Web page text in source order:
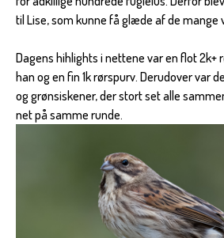
til Lise, som kunne få glæde af de mange
Dagens hihlights i nettene var en flot 2k+
han og en fin 1k rørspurv. Derudover var
og grønsiskener, der stort set alle
net på samme runde.